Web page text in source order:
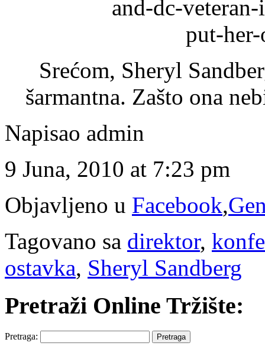
Srećom, Sheryl
šarmantna. Zašto ona
Napisao admin
9 Juna, 2010 at 7:23 pm
Objavljeno u Facebook,
Tagovano sa direktor,
ostavka, Sheryl Sandberg
Pretraži Online Tržište:
Pretraga: